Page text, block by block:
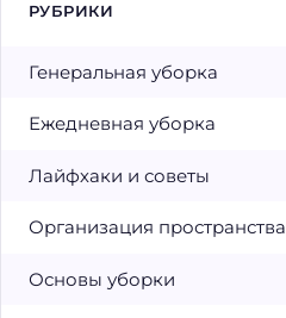
РУБРИКИ
Генеральная уборка
Ежедневная уборка
Лайфхаки и советы
Организация пространства
Основы уборки